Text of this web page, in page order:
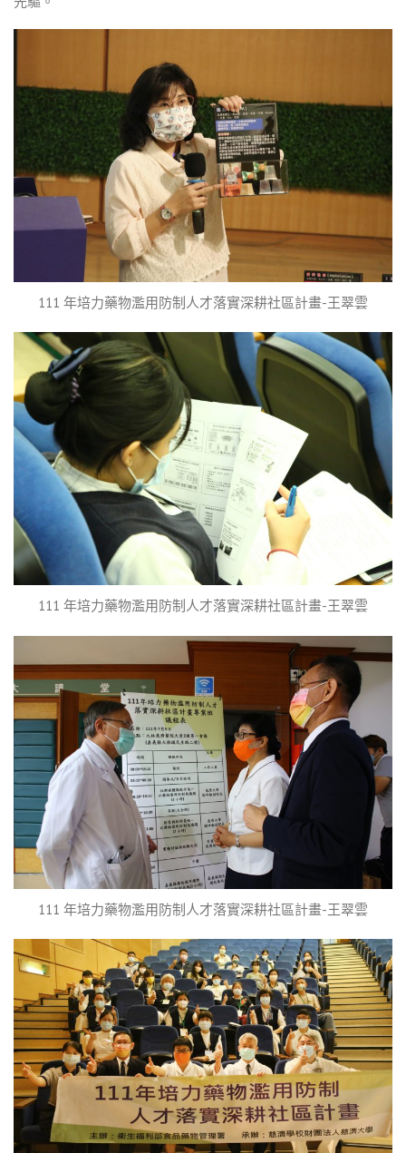
111 年培力藥物濫用防制人才落實深耕社區計畫-王翠雲
111 年培力藥物濫用防制人才落實深耕社區計畫-王翠雲
111 年培力藥物濫用防制人才落實深耕社區計畫-王翠雲